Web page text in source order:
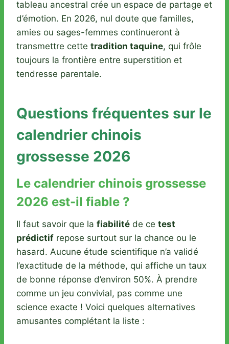
tableau ancestral crée un espace de partage et
d’émotion. En 2026, nul doute que familles,
amies ou sages-femmes continueront à
transmettre cette tradition taquine, qui frôle
toujours la frontière entre superstition et
tendresse parentale.
Questions fréquentes sur le
calendrier chinois
grossesse 2026
Le calendrier chinois grossesse
2026 est-il fiable ?
Il faut savoir que la fiabilité de ce test
prédictif repose surtout sur la chance ou le
hasard. Aucune étude scientifique n’a validé
l’exactitude de la méthode, qui affiche un taux
de bonne réponse d’environ 50%. À prendre
comme un jeu convivial, pas comme une
science exacte ! Voici quelques alternatives
amusantes complétant la liste :